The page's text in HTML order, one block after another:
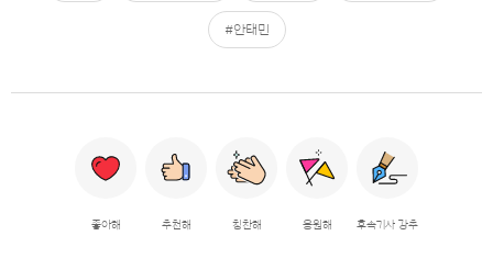
#안태민
좋아해 추천해 칭찬해 응원해 후속기사 강추